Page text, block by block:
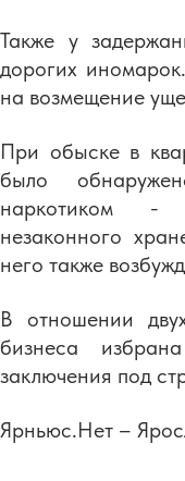
Также у
дорогих
на возмещение
При обыске в
было
наркотиком -
незаконного
него также
В отношении
бизнеса
заключения под
Ярньюс.Нет –